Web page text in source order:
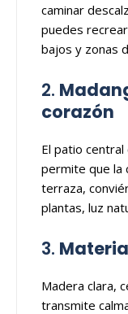
caminar
puedes
bajos y zonas
2.
corazón
El patio
permite que la
terraza,
plantas, luz
3.
Madera clara,
transmite